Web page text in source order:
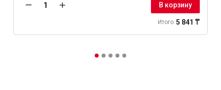
В корзину
Итого 5 841 ₸